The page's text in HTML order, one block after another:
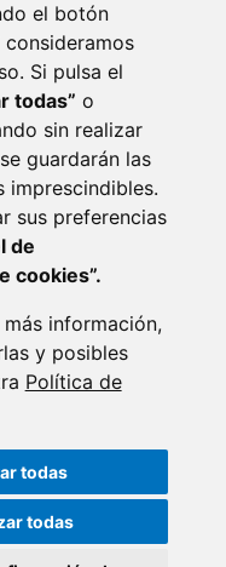
el botón
consideramos
Si pulsa el
todas” o
sin realizar
guardarán las
imprescindibles.
sus preferencias
de
cookies”.
información,
y posibles
Política de
todas
todas
DATOS
EXTERNO AL